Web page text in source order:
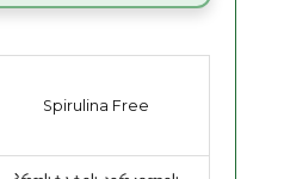
Spirulina Free